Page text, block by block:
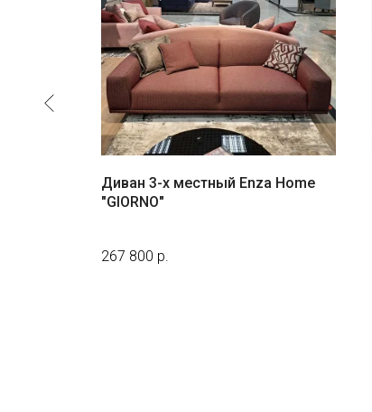
Диван 3-х местный Enza Home
"GIORNO"
267 800 р.